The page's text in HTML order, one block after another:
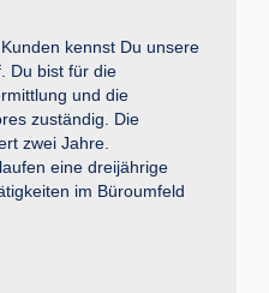
kennst Du unsere
Du bist für die
und die
zuständig. Die
zwei Jahre.
eine dreijährige
im Büroumfeld